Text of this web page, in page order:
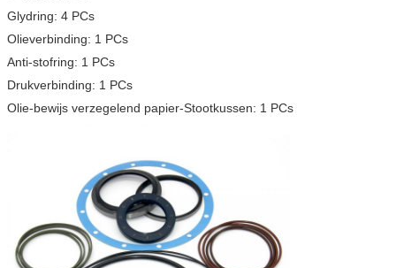
Glydring: 4 PCs
Olieverbinding: 1 PCs
Anti-stofring: 1 PCs
Drukverbinding: 1 PCs
Olie-bewijs verzegelend papier-Stootkussen: 1 PCs